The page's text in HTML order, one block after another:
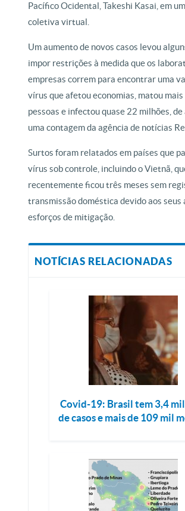
Pacífico Ocidental, Takeshi Kasai, em
coletiva virtual.
Um aumento de novos casos levou
impor restrições à medida que os
empresas correm para encontrar uma
vírus que afetou economias, matou
pessoas e infectou quase 22 milhões, de
uma contagem da agência de notícias
Surtos foram relatados em países que
vírus sob controle, incluindo o Vietnã,
recentemente ficou três meses sem
transmissão doméstica devido aos seus
esforços de mitigação.
NOTÍCIAS RELACIONADAS
Covid-19: Brasil tem 3,4
de casos e mais de 109 mil